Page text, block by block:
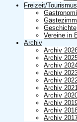
Freizeit/
Geschichte
Vereine in
Archiv
Archiv
Archiv
Archiv
Archiv
Archiv
Archiv
Archiv
Archiv
Archiv
Archiv